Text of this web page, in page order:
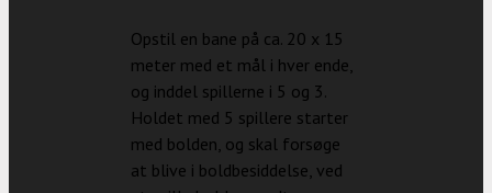
Opstil en bane på ca. 20 x 15
meter med et mål i hver ende,
og inddel spillerne i 5 og 3.
Holdet med 5 spillere starter
med bolden, og skal forsøge
at blive i boldbesiddelse, ved